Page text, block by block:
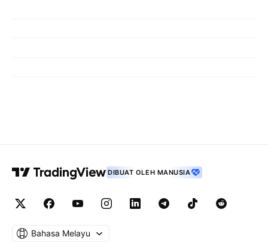
DIBUAT OLEH MANUSIA
Bahasa Melayu